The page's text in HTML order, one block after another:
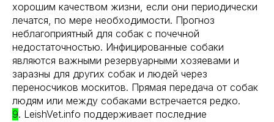
хорошим качеством жизни, если они периодически
лечатся, по мере необходимости. Прогноз
неблагоприятный для собак с почечной
недостаточностью. Инфицированные собаки
являются важными резервуарными хозяевами и
заразны для других собак и людей через
переносчиков москитов. Прямая передача от собак
людям или между собаками встречается редко.
9. LeishVet.info поддерживает последние